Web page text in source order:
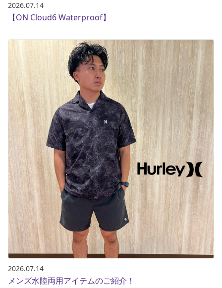
2026.07.14
【ON Cloud6 Waterproof】
2026.07.14
メンズ水陸両用アイテムのご紹介！